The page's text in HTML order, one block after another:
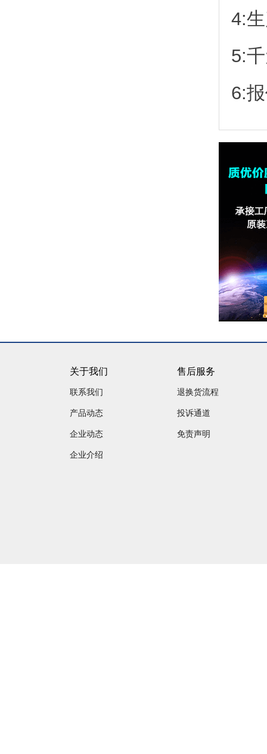
4:
5:
6:
关于我们
联系我们
产品动态
企业动态
企业介绍
售后服务
退换货流程
投诉通道
免责声明